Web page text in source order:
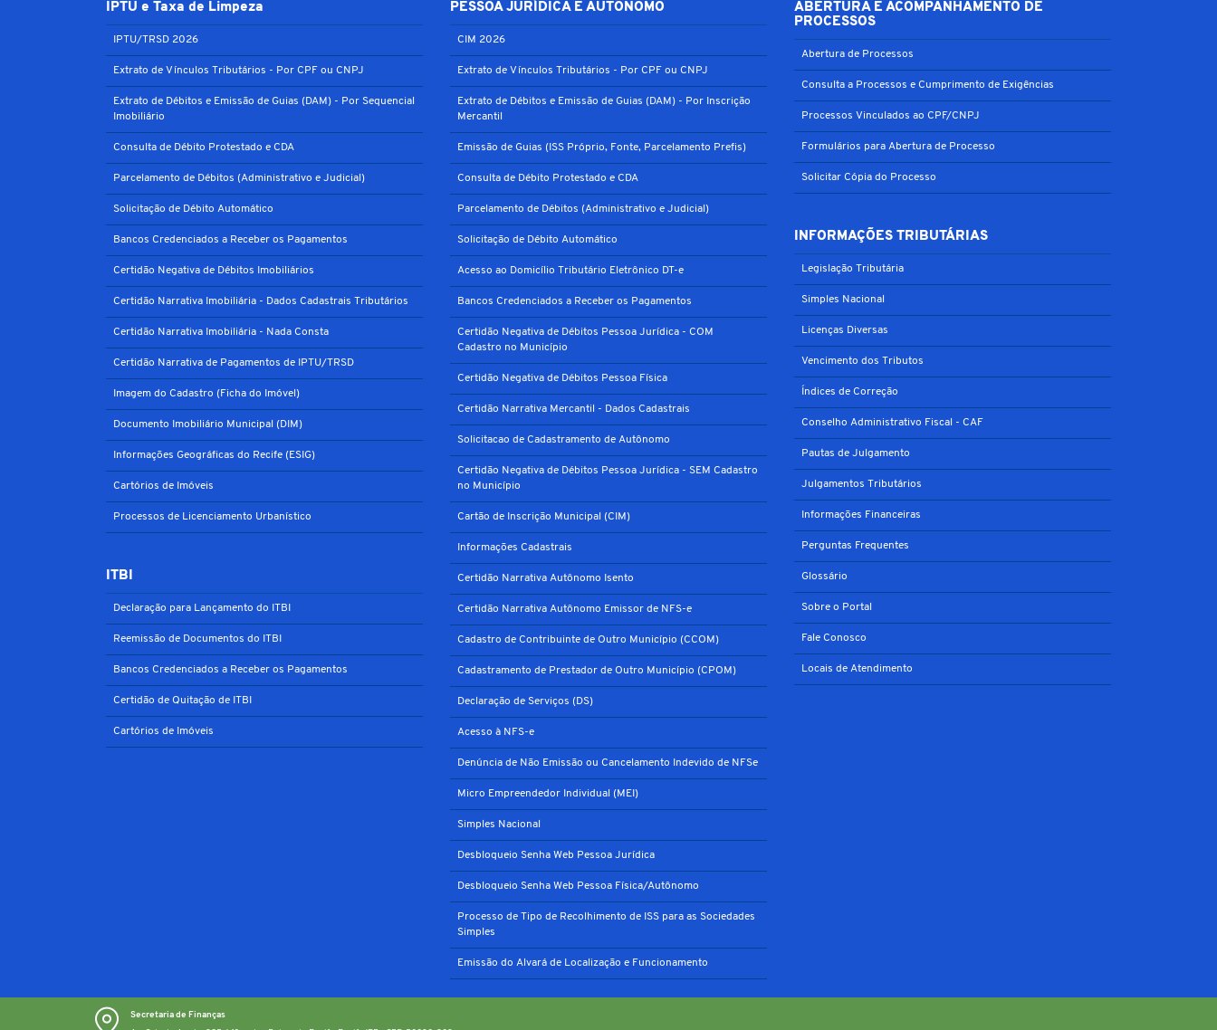
IPTU e Taxa de Limpeza
IPTU/TRSD 2026
Extrato de Vínculos Tributários - Por CPF ou CNPJ
Extrato de Débitos e Emissão de Guias (DAM) - Por Sequencial
Imobiliário
Consulta de Débito Protestado e CDA
Parcelamento de Débitos (Administrativo e Judicial)
Solicitação de Débito Automático
Bancos Credenciados a Receber os Pagamentos
Certidão Negativa de Débitos Imobiliários
Certidão Narrativa Imobiliária - Dados Cadastrais Tributários
Certidão Narrativa Imobiliária - Nada Consta
Certidão Narrativa de Pagamentos de IPTU/TRSD
Imagem do Cadastro (Ficha do Imóvel)
Documento Imobiliário Municipal (DIM)
Informações Geográficas do Recife (ESIG)
Cartórios de Imóveis
Processos de Licenciamento Urbanístico
ITBI
Declaração para Lançamento do ITBI
Reemissão de Documentos do ITBI
Bancos Credenciados a Receber os Pagamentos
Certidão de Quitação de ITBI
Cartórios de Imóveis
PESSOA JURÍDICA E AUTÔNOMO
CIM 2026
Extrato de Vínculos Tributários - Por CPF ou CNPJ
Extrato de Débitos e Emissão de Guias (DAM) - Por Inscrição
Mercantil
Emissão de Guias (ISS Próprio, Fonte, Parcelamento Prefis)
Consulta de Débito Protestado e CDA
Parcelamento de Débitos (Administrativo e Judicial)
Solicitação de Débito Automático
Acesso ao Domicílio Tributário Eletrônico DT-e
Bancos Credenciados a Receber os Pagamentos
Certidão Negativa de Débitos Pessoa Jurídica - COM
Cadastro no Município
Certidão Negativa de Débitos Pessoa Física
Certidão Narrativa Mercantil - Dados Cadastrais
Solicitacao de Cadastramento de Autônomo
Certidão Negativa de Débitos Pessoa Jurídica - SEM Cadastro
no Município
Cartão de Inscrição Municipal (CIM)
Informações Cadastrais
Certidão Narrativa Autônomo Isento
Certidão Narrativa Autônomo Emissor de NFS-e
Cadastro de Contribuinte de Outro Município (CCOM)
Cadastramento de Prestador de Outro Município (CPOM)
Declaração de Serviços (DS)
Acesso à NFS-e
Denúncia de Não Emissão ou Cancelamento Indevido de NFSe
Micro Empreendedor Individual (MEI)
Simples Nacional
Desbloqueio Senha Web Pessoa Jurídica
Desbloqueio Senha Web Pessoa Física/Autônomo
Processo de Tipo de Recolhimento de ISS para as Sociedades
Simples
Emissão do Alvará de Localização e Funcionamento
ABERTURA E ACOMPANHAMENTO DE
PROCESSOS
Abertura de Processos
Consulta a Processos e Cumprimento de Exigências
Processos Vinculados ao CPF/CNPJ
Formulários para Abertura de Processo
Solicitar Cópia do Processo
INFORMAÇÕES TRIBUTÁRIAS
Legislação Tributária
Simples Nacional
Licenças Diversas
Vencimento dos Tributos
Índices de Correção
Conselho Administrativo Fiscal - CAF
Pautas de Julgamento
Julgamentos Tributários
Informações Financeiras
Perguntas Frequentes
Glossário
Sobre o Portal
Fale Conosco
Locais de Atendimento
Secretaria de Finanças